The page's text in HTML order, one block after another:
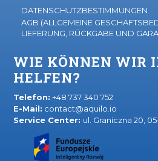
DATENSCHUTZBESTIMMUNGEN
AGB (ALLGEMEINE
LIEFERUNG, RÜCKGABE UND
WIE KÖNNEN WIR
HELFEN?
Telefon: +48 737 340 752
E-Mail: contact@aquilo.io
Service Center: ul. Graniczna 20,